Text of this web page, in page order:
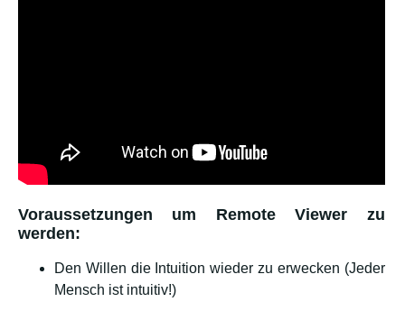
Voraussetzungen um Remote Viewer zu
werden:
Den Willen die Intuition wieder zu erwecken (Jeder
Mensch ist intuitiv!)